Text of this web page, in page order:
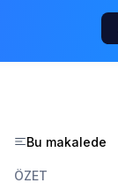
Bu makalede
ÖZET